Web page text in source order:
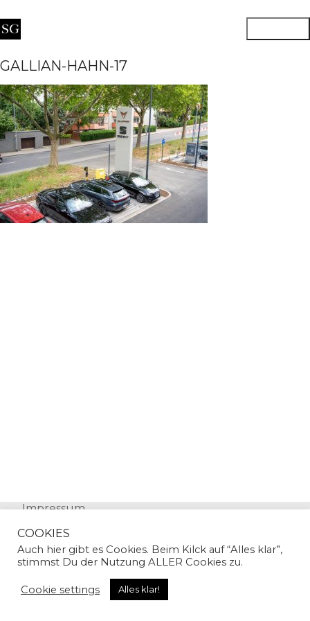
GALLIAN-HAHN-17
Impressum
© Copyright 2024 | Sandra Gallian | All Rights
COOKIES
Auch hier gibt es Cookies. Beim Kilck auf “Alles klar”,
stimmst Du der Nutzung ALLER Cookies zu.
Cookie settings Alles klar!